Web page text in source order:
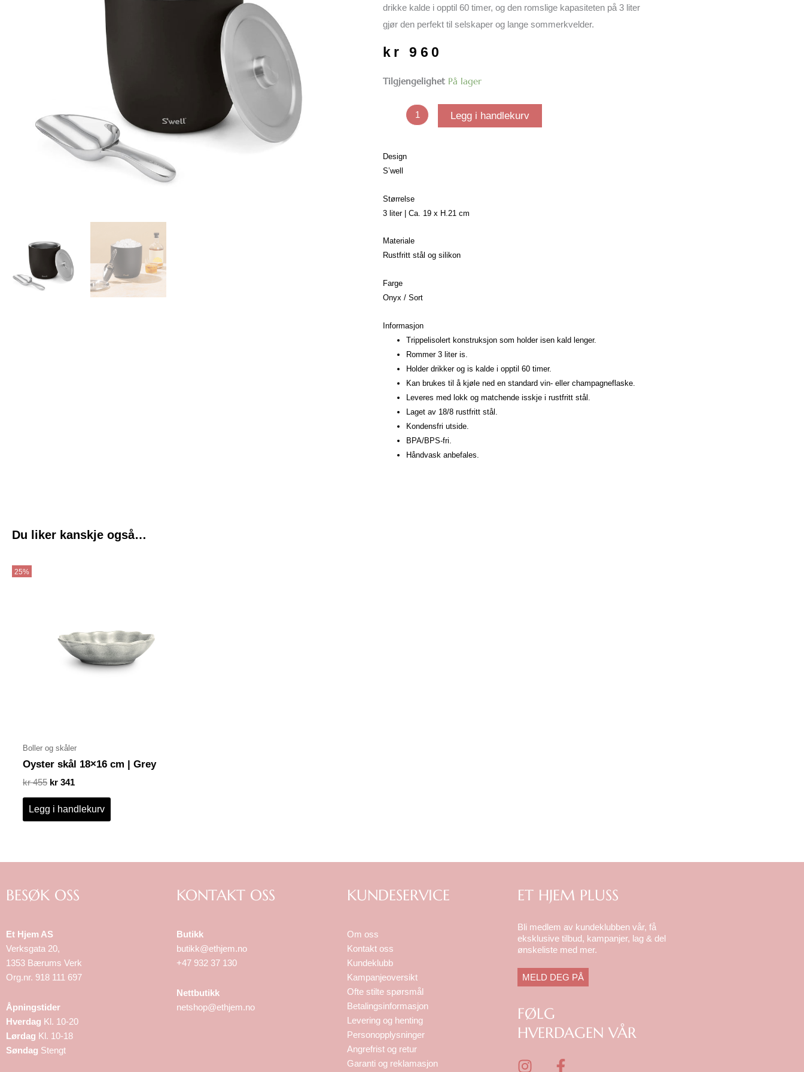
drikke kalde i opptil 60 timer, og den romslige kapasiteten på 3 liter
gjør den perfekt til selskaper og lange sommerkvelder.
kr 960
Tilgjengelighet På lager
Isbøtte
Legg i handlekurv
Design
S’well
Størrelse
3 liter | Ca. 19 x H.21 cm
Materiale
Rustfritt stål og silikon
Farge
Onyx / Sort
Informasjon
Trippelisolert konstruksjon som holder isen kald lenger.
Rommer 3 liter is.
Holder drikker og is kalde i opptil 60 timer.
Kan brukes til å kjøle ned en standard vin- eller champagneflaske.
Leveres med lokk og matchende isskje i rustfritt stål.
Laget av 18/8 rustfritt stål.
Kondensfri utside.
BPA/BPS-fri.
Håndvask anbefales.
Du liker kanskje også…
25%
Boller og skåler
Oyster skål 18×16 cm | Grey
kr455 kr 341
Legg i handlekurv
BESØK OSS
Et Hjem AS
Verksgata 20,
1353 Bærums Verk
Org.nr. 918 111 697
Åpningstider
Hverdag Kl. 10-20
Lørdag Kl. 10-18
Søndag Stengt
KONTAKT OSS
Butikk
butikk@ethjem.no
+47 932 37 130
Nettbutikk
netshop@ethjem.no
KUNDESERVICE
Om oss
Kontakt oss
Kundeklubb
Kampanjeoversikt
Ofte stilte spørsmål
Betalingsinformasjon
Levering og henting
Personopplysninger
Angrefrist og retur
Garanti og reklamasjon
ET HJEM PLUSS
Bli medlem av kundeklubben vår, få
eksklusive tilbud, kampanjer, lag & del
ønskeliste med mer.
MELD DEG PÅ
FØLG
HVERDAGEN VÅR
I
F